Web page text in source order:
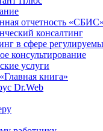
отчетность «СБИС»
консалтинг
в сфере
консультирование
услуги
книга»
Dr.Web